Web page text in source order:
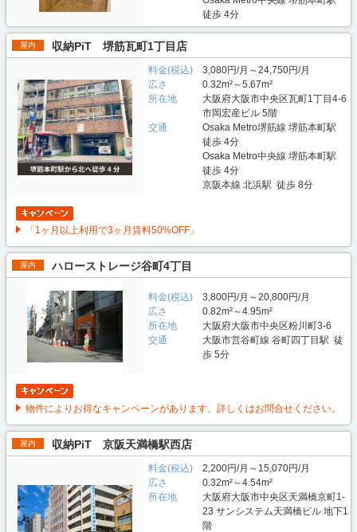
徒歩 4分
屋内 収納PiT 堺筋瓦町1丁目店
料金(税込)
3,080円/月～24,750円/月
広さ
0.32m²～5.67m²
所在地
大阪府大阪市中央区瓦町1丁目4-6
市岡宏産ビル 5階
交通
Osaka Metro堺筋線 堺筋本町駅
徒歩 4分
Osaka Metro中央線 堺筋本町駅
徒歩 4分
京阪本線 北浜駅 徒歩 8分
「1ヶ月以上利用で3ヶ月賃料50%OFF」
屋内 ハローストレージ谷町4丁目
料金(税込)
3,800円/月～20,800円/月
広さ
0.82m²～4.95m²
所在地
大阪府大阪市中央区粉川町3-6
交通
大阪市営谷町線 谷町四丁目駅 徒
歩 5分
物件によりお得なキャンペーンがあります。詳しくはお問合せください。
屋内 収納PiT 京阪天満橋駅西店
料金(税込)
2,200円/月～15,070円/月
広さ
0.32m²～4.54m²
所在地
大阪府大阪市中央区天満橋京町1-
23 サンシステム天満橋ビル 地下1
階